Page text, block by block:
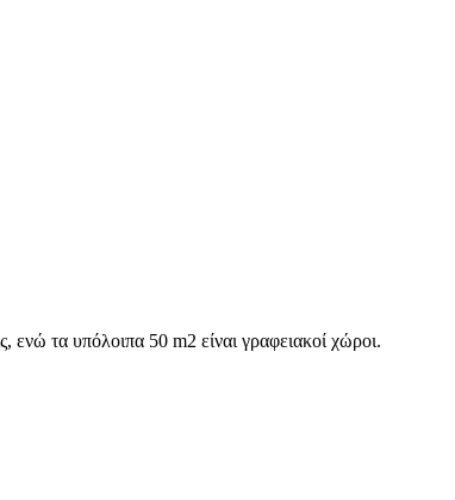
τα υπόλοιπα 50 m2 είναι γραφειακοί χώροι.